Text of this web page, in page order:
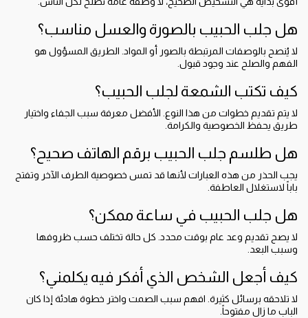
هل جلب الحبيب بالصورة والعسل مناسب؟
لا يُنصح بالوصفات المرتبطة بالصور أو المواد. الطريق المسؤول هو
الفهم والصلح عند وجود قبول.
كيف تكتب الشمعة لجلب الحبيب؟
لا يتم تقديم خطوات من هذا النوع. الأفضل معرفة سبب الجفاء واختيار
طريق يحفظ الخصوصية والكرامة.
هل طلسم جلب الحبيب برقم الهاتف صحيح؟
يجب الحذر من هذه العبارات لأنها قد تمس خصوصية الطرف الآخر وتفتح
باباً لاستغلال العاطفة.
هل جلب الحبيب في ساعة ممكن؟
لا يصح تقديم وعد عام بوقت محدد. كل حالة تختلف حسب ظروفها
وسبب البعد.
كيف أجعل الشخص الذي أفكر فيه يكلمني؟
لا تلاحقه برسائل كثيرة. افهم سبب الصمت واختر خطوة هادئة إذا كان
الباب ما زال مفتوحاً.